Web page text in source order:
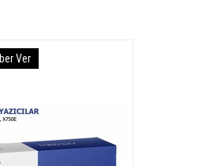
Ver